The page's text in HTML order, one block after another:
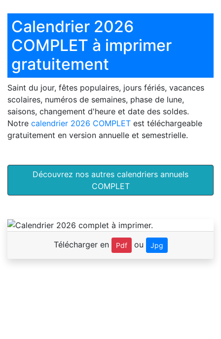
Calendrier 2026
COMPLET à imprimer
gratuitement
Saint du jour, fêtes populaires, jours fériés, vacances
scolaires, numéros de semaines, phase de lune,
saisons, changement d'heure et date des soldes.
Notre calendrier 2026 COMPLET est téléchargeable
gratuitement en version annuelle et semestrielle.
Découvrez nos autres calendriers annuels
COMPLET
Télécharger en Pdf ou Jpg